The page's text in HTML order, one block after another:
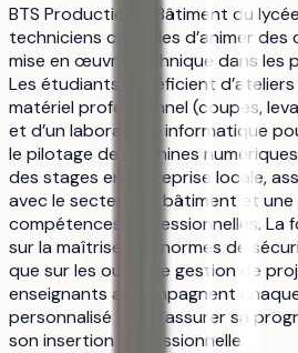
BTS Production – Bâtiment du
techniciens capables d’animer
mise en œuvre technique dans les
Les étudiants bénéficient
matériel professionnel (coupes,
et d’un laboratoire informatique
le pilotage de machines
des stages en entreprise locale,
avec le secteur du bâtiment et
compétences professionnelles. La
sur la maîtrise des normes de
que sur les outils de gestion de
enseignants accompagnent
personnalisé afin d’assurer sa
son insertion professionnelle.